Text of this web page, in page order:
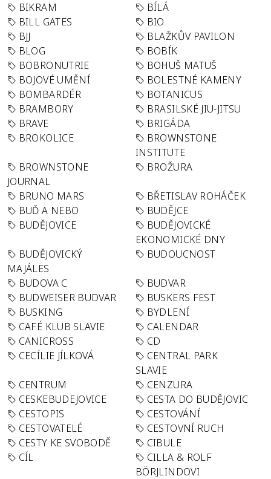
BIKRAM
BÍLÁ
BILL GATES
BIO
BJJ
BLAŽKŮV PAVILON
BLOG
BOBÍK
BOBRONUTRIE
BOHUŠ MATUŠ
BOJOVÉ UMĚNÍ
BOLESTNÉ KAMENY
BOMBARDÉR
BOTANICUS
BRAMBORY
BRASILSKÉ JIU-JITSU
BRAVE
BRIGÁDA
BROKOLICE
BROWNSTONE
INSTITUTE
BROWNSTONE
JOURNAL
BROŽURA
BRUNO MARS
BŘETISLAV ROHÁČEK
BUĎ A NEBO
BUDĚJCE
BUDĚJOVICE
BUDĚJOVICKÉ
EKONOMICKÉ DNY
BUDĚJOVICKÝ
MAJÁLES
BUDOUCNOST
BUDOVA C
BUDVAR
BUDWEISER BUDVAR
BUSKERS FEST
BUSKING
BYDLENÍ
CAFÉ KLUB SLAVIE
CALENDAR
CANICROSS
CD
CECÍLIE JÍLKOVÁ
CENTRAL PARK
SLAVIE
CENTRUM
CENZURA
CESKEBUDEJOVICE
CESTA DO BUDĚJOVIC
CESTOPIS
CESTOVÁNÍ
CESTOVATELÉ
CESTOVNÍ RUCH
CESTY KE SVOBODĚ
CIBULE
CÍL
CILLA & ROLF
BÖRJLINDOVI